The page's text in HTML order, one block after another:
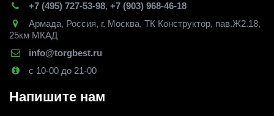
+7 (495) 727-53-98, +7 (903) 968-46-18
Армада, Россия, г. Москва, ТК Конструктор, пав.Ж2.18,
25км МКАД
info@torgbest.ru
с 10-00 до 21-00
Напишите нам